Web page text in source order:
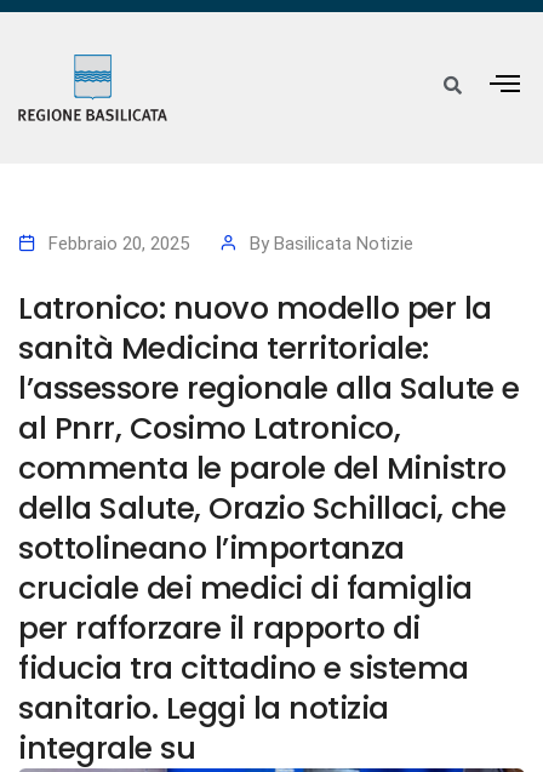
Febbraio 20, 2025 By Basilicata Notizie
Latronico: nuovo modello per la
sanità Medicina territoriale:
l’assessore regionale alla Salute e
al Pnrr, Cosimo Latronico,
commenta le parole del Ministro
della Salute, Orazio Schillaci, che
sottolineano l’importanza
cruciale dei medici di famiglia
per rafforzare il rapporto di
fiducia tra cittadino e sistema
sanitario. Leggi la notizia
integrale su